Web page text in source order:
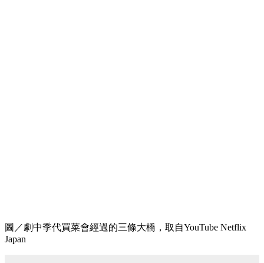
圖／劇中季代買菜會經過的三條大橋，取自YouTube Netflix
Japan